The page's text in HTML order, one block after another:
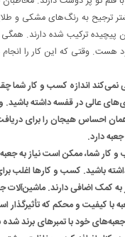
ترجیح به رنگ‌های مشکی و
پیچیده ترکیب شده دارند.
وقتی که این کار را انجام
نمی‌کند اندازه کسب و کار شما
عالی در قفسه‌ داشته
همان احساس هیجان را برای
دارد.
و کار شما، ممکن است نیاز به
باشید. کسب و کارها اغلب
با کیفیت و محکم که
خود با تمبرهای برند